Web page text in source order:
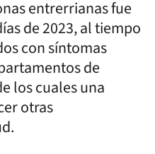
entrerrianas fue
de 2023, al tiempo
con síntomas
de
los cuales una
otras